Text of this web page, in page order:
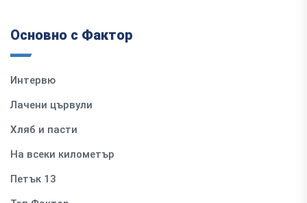
Основно с Фактор
Интервю
Лачени цървули
Хляб и пасти
На всеки километър
Петък 13